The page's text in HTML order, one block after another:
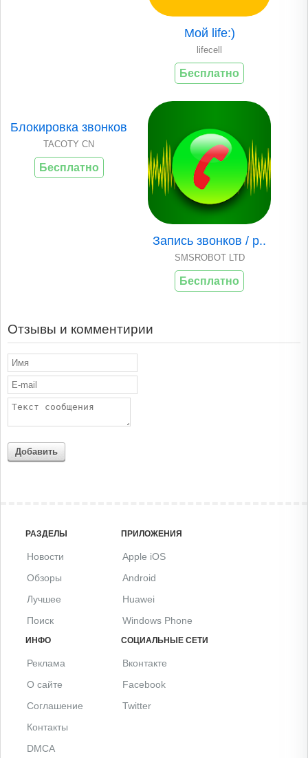
Мой life:)
lifecell
Бесплатно
Блокировка звонков
TACOTY CN
Бесплатно
Запись звонков / р..
SMSROBOT LTD
Бесплатно
Отзывы и комментирии
Добавить
РАЗДЕЛЫ
Новости
Обзоры
Лучшее
Поиск
ПРИЛОЖЕНИЯ
Apple iOS
Android
Huawei
Windows Phone
ИНФО
Реклама
О сайте
Соглашение
Контакты
DMCA
СОЦИАЛЬНЫЕ СЕТИ
Вконтакте
Facebook
Twitter